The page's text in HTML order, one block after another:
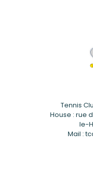
Tennis
House : rue
le-
Mail :